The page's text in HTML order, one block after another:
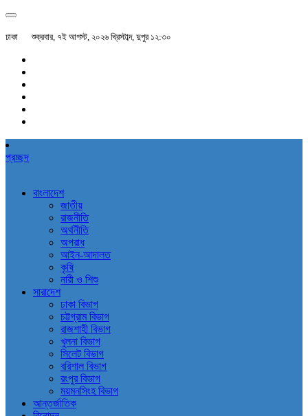
ঢাকা শুক্রবার, ৭ই আগস্ট, ২০২৬ খ্রিস্টাব্দ, দুপুর ১২:৩০
প্রচ্ছদ
বাংলাদেশ
জাতীয়
রাজনীতি
অর্থনীতি
অপরাধ
আইন-আদালত
কৃষি
নারী ও শিশু
সারাদেশ
ঢাকা বিভাগ
চট্টগ্রাম বিভাগ
রাজশাহী বিভাগ
খুলনা বিভাগ
সিলেট বিভাগ
বরিশাল বিভাগ
রংপুর বিভাগ
ময়মনসিংহ বিভাগ
আন্তর্জাতিক